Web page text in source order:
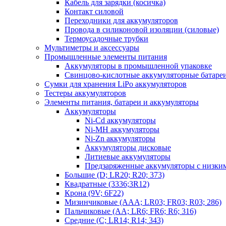
Кабель для зарядки (косичка)
Контакт силовой
Переходники для аккумуляторов
Провода в силиконовой изоляции (силовые)
Термоусадочные трубки
Мультиметры и аксессуары
Промышленные элементы питания
Аккумуляторы в промышленной упаковке
Свинцово-кислотные аккумуляторные
Сумки для хранения LiPo аккумуляторов
Тестеры аккумуляторов
Элементы питания, батареи и аккумуляторы
Аккумуляторы
Ni-Cd аккумуляторы
Ni-MH аккумуляторы
Ni-Zn аккумуляторы
Аккумуляторы дисковые
Литиевые аккумуляторы
Предзаряженные аккумуляторы с
Большие (D; LR20; R20; 373)
Квадратные (3336;3R12)
Крона (9V; 6F22)
Мизинчиковые (AAA; LR03; FR03; R03; 286)
Пальчиковые (AA; LR6; FR6; R6; 316)
Средние (C; LR14; R14; 343)